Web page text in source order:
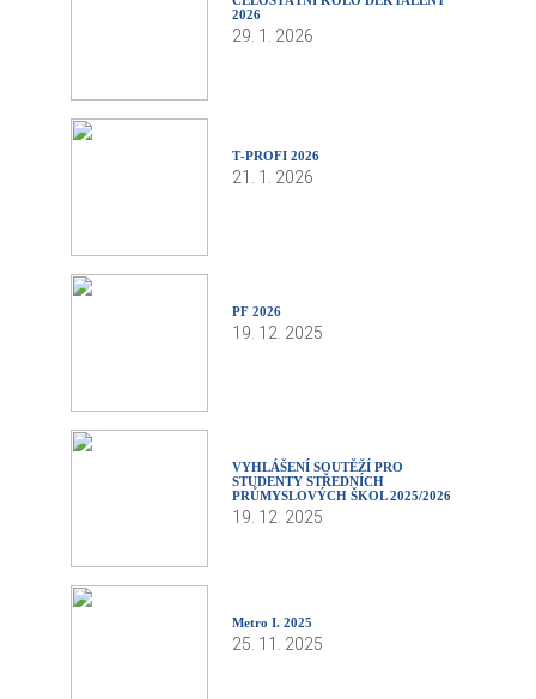
2026
29. 1. 2026
T‑PROFI 2026
21. 1. 2026
PF 2026
19. 12. 2025
VYHLÁŠENÍ SOUTĚŽÍ PRO
STUDENTY STŘEDNÍCH
PRŮMYSLOVÝCH ŠKOL 2025/2026
19. 12. 2025
Metro I. 2025
25. 11. 2025